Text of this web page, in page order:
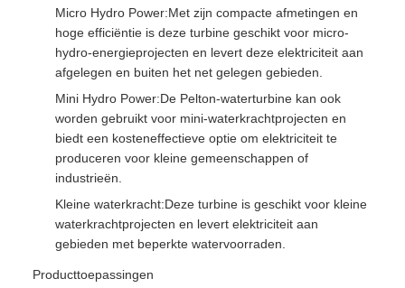
Micro Hydro Power:Met zijn compacte afmetingen en
hoge efficiëntie is deze turbine geschikt voor micro-
hydro-energieprojecten en levert deze elektriciteit aan
afgelegen en buiten het net gelegen gebieden.
Mini Hydro Power:De Pelton-waterturbine kan ook
worden gebruikt voor mini-waterkrachtprojecten en
biedt een kosteneffectieve optie om elektriciteit te
produceren voor kleine gemeenschappen of
industrieën.
Kleine waterkracht:Deze turbine is geschikt voor kleine
waterkrachtprojecten en levert elektriciteit aan
gebieden met beperkte watervoorraden.
Producttoepassingen